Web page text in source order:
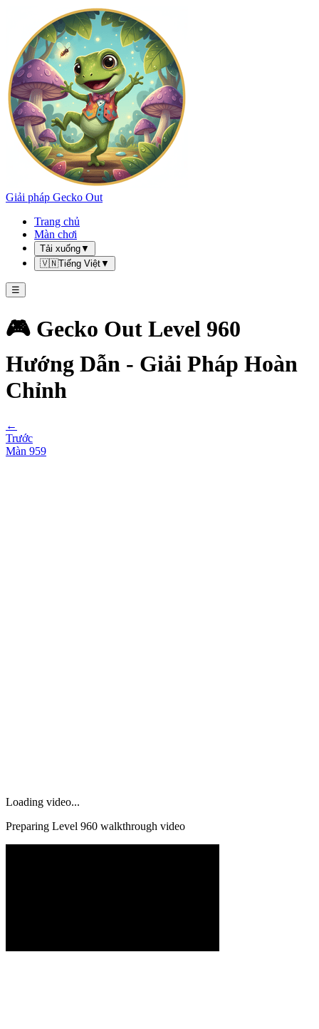
Giải pháp Gecko Out
Trang chủ
Màn chơi
Tải xuống▼
🇻🇳Tiếng Việt▼
☰
🎮 Gecko Out Level 960
Hướng Dẫn - Giải Pháp Hoàn
Chỉnh
←
Trước
Màn 959
Loading video...
Preparing Level 960 walkthrough video